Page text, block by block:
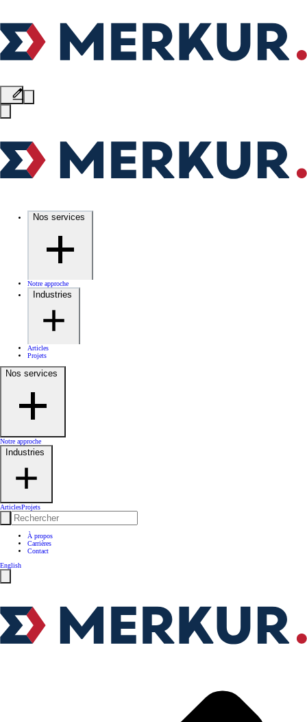
Nos services
Notre approche
Industries
Articles
Projets
Nos services
Notre approche
Industries
ArticlesProjets
À propos
Carrières
Contact
English